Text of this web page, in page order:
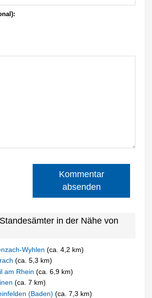
Kommentar
absenden
in der Nähe von
Wyhlen(ca. 4,2 km)
(ca. 5,3 km)
am Rhein(ca. 6,9 km)
(ca. 7 km)
(Baden)(ca. 7,3 km)